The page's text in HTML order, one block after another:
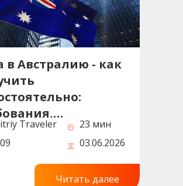
в Австралию - как
сроки и
Traveler
23 мин
03.06.2026
Читать далее